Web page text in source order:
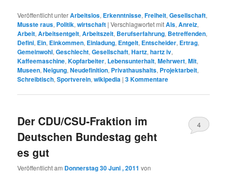
Veröffentlicht unterArbeitslos, Erkenntnisse,Freiheit,Gesellschaft,
Musste raus, Politik,wirtschaft |Verschlagwortet mitAls,Anreiz,
Arbeit,Arbeitsentgelt,Arbeitszeit, Berufserfahrung, Betreffenden,
Defini, Ein, Einkommen, Einladung, Entgelt, Entscheider, Ertrag,
Gemeinwohl,Geschlecht,Gesellschaft,Hartz,hartz iv,
Kaffeemaschine,Kopfarbeiter, Lebensunterhalt,Mehrwert,Mit,
Museen,Neigung,Neudefinition, Privathaushalts, Projektarbeit,
Schreibtisch,Sportverein,wikipedia |3Kommentare
Der CDU/CSU-Fraktion im
Deutschen Bundestag geht
es gut
Veröffentlicht am Donnerstag 30 Juni , 2011 von
4